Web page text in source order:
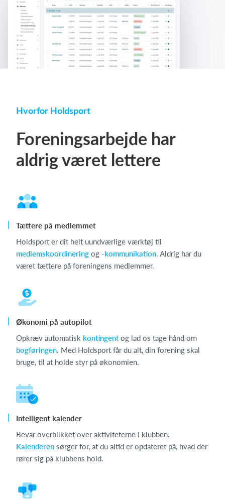
Hvorfor Holdsport
Foreningsarbejde har
aldrig været lettere
Tættere på medlemmet
Holdsport er dit helt uundværlige værktøj til
medlemskoordinering og -kommunikation. Aldrig har du
været tættere på foreningens medlemmer.
Økonomi på autopilot
Opkræv automatisk kontingentog lad os tage hånd om
bogføringen. Med Holdsport får du alt, din forening skal
bruge, til at holde styr på økonomien.
Intelligent kalender
Bevar overblikket over aktiviteterne i klubben.
Kalenderen sørger for, at du altid er opdateret på, hvad der
rører sig på klubbens hold.